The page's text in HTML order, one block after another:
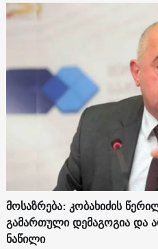
მოსაზრება: კობახიძის
გამართული დემაგოგია და
ნაწილი